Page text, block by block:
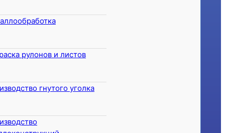
рулонов и листов
гнутого уголка